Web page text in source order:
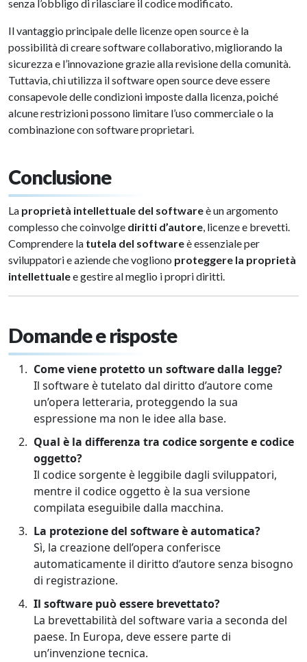
senza l’obbligo di rilasciare il codice modificato.
Il vantaggio principale delle licenze open source è la
possibilità di creare software collaborativo, migliorando la
sicurezza e l’innovazione grazie alla revisione della comunità.
Tuttavia, chi utilizza il software open source deve essere
consapevole delle condizioni imposte dalla licenza, poiché
alcune restrizioni possono limitare l’uso commerciale o la
combinazione con software proprietari.
Conclusione
La proprietà intellettuale del softwareè un argomento
complesso che coinvolge diritti d’autore, licenze e brevetti.
Comprendere la tutela del softwareè essenziale per
sviluppatori e aziende che vogliono proteggere la proprietà
intellettualee gestire al meglio i propri diritti.
Domande e risposte
Come viene protetto un software dalla legge?
Il software è tutelato dal diritto d’autore come
un’opera letteraria, proteggendo la sua
espressione ma non le idee alla base.
Qual è la differenza tra codice sorgente e codice
oggetto?
Il codice sorgente è leggibile dagli sviluppatori,
mentre il codice oggetto è la sua versione
compilata eseguibile dalla macchina.
La protezione del software è automatica?
Sì, la creazione dell’opera conferisce
automaticamente il diritto d’autore senza bisogno
di registrazione.
Il software può essere brevettato?
La brevettabilità del software varia a seconda del
paese. In Europa, deve essere parte di
un’invenzione tecnica.